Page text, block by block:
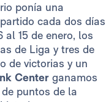
ponía una
cada dos días
15 de enero, los
de Liga y tres de
de victorias y un
Center ganamos
puntos de la